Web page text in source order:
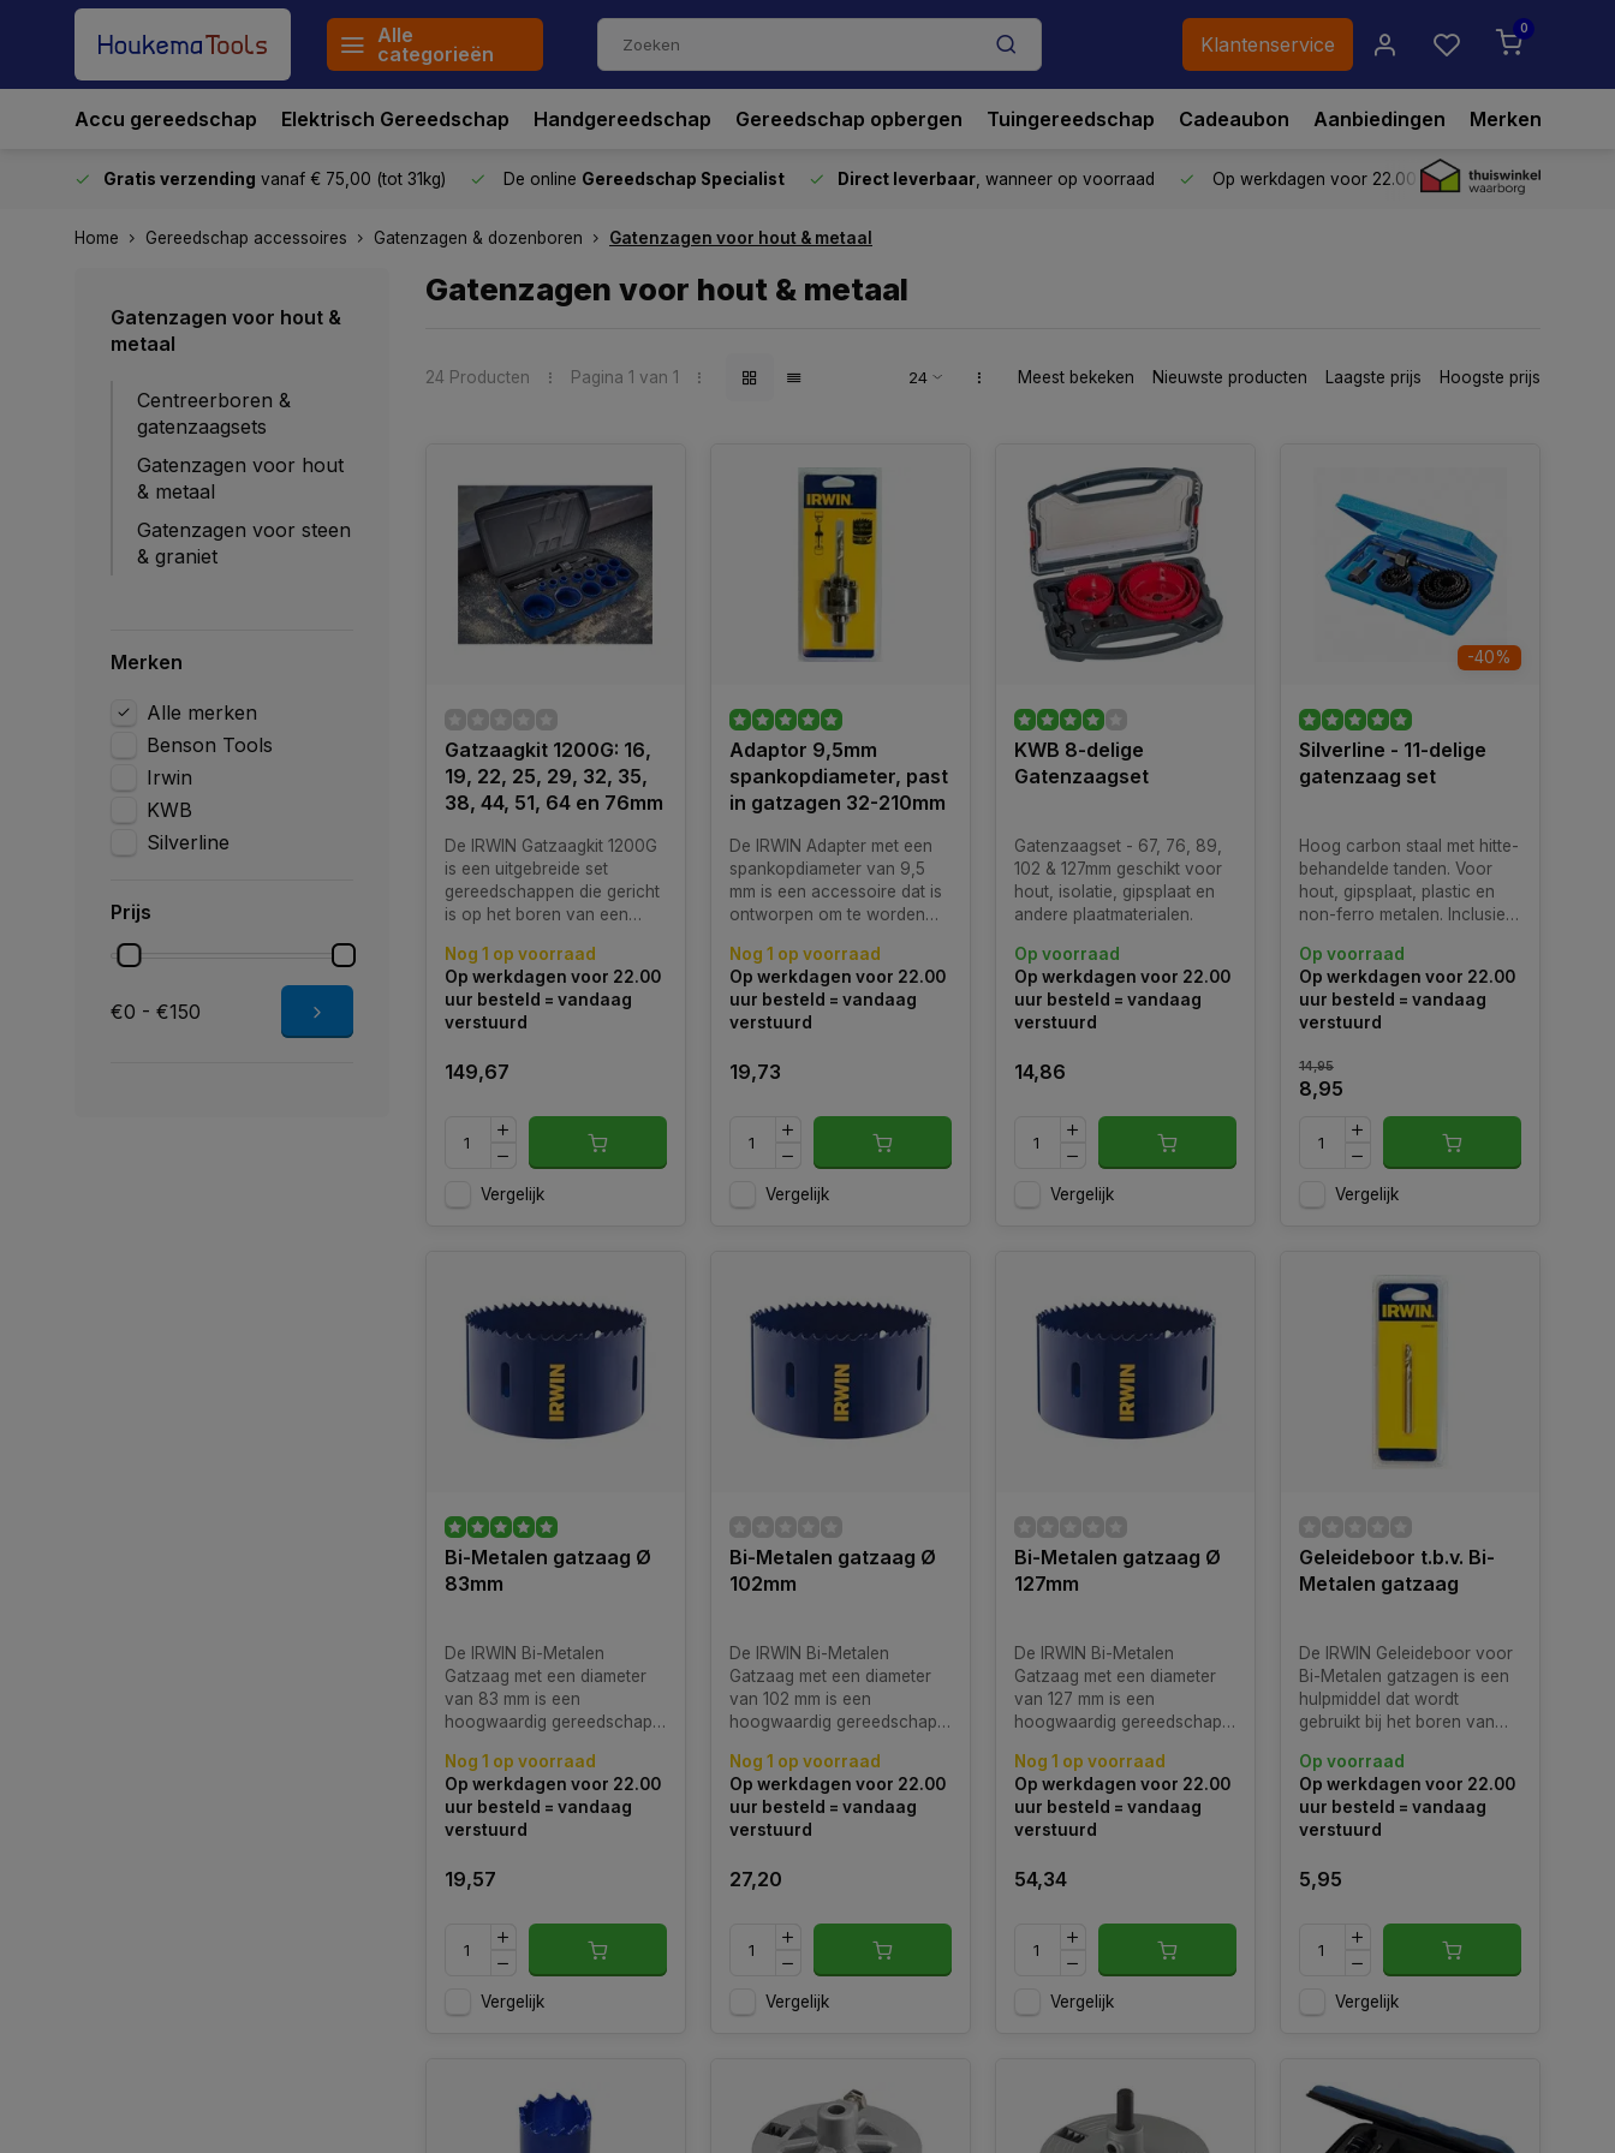
Alle
categorieën
Klantenservice
0
Accu gereedschap Elektrisch Gereedschap Handgereedschap Gereedschap opbergen Tuingereedschap Cadeaubon Aanbiedingen Merken
Gratis verzending vanaf € 75,00 (tot 31kg) De online Gereedschap Specialist Direct leverbaar , wanneer op voorraad Op werkdagen voor 22.00 uur besteld,vandaag
Home Gereedschap accessoires Gatenzagen & dozenboren Gatenzagen voor hout & metaal
Gatenzagen voor hout &
metaal
Centreerboren &
gatenzaagsets
Gatenzagen voor hout
& metaal
Gatenzagen voor steen
& graniet
Merken
Alle merken
Benson Tools
Irwin
KWB
Silverline
Prijs
€0 - €150
Gatenzagen voor hout & metaal
24 Producten Pagina 1 van 1 Meest bekeken Nieuwste producten Laagste prijs Hoogste prijs
Gatzaagkit 1200G: 16,
19, 22, 25, 29, 32, 35,
38, 44, 51, 64 en 76mm
De IRWIN Gatzaagkit 1200G
is een uitgebreide set
gereedschappen die gericht
is op het boren van een
verschillende diameters in
diverse materialen.
Nog 1 op voorraad
Op werkdagen voor 22.00
uur besteld = vandaag
verstuurd
149,67
Vergelijk
Adaptor 9,5mm
spankopdiameter, past
in gatzagen 32-210mm
De IRWIN Adapter met een
spankopdiameter van 9,5
mm is een accessoire dat is
ontworpen om te worden
gatzagen met diameters
variërend van 32 mm tot 210
mm.
Nog 1 op voorraad
Op werkdagen voor 22.00
uur besteld = vandaag
verstuurd
19,73
Vergelijk
KWB 8-delige
Gatenzaagset
Gatenzaagset - 67, 76, 89,
102 & 127mm geschikt voor
hout, isolatie, gipsplaat en
andere plaatmaterialen.
Op voorraad
Op werkdagen voor 22.00
uur besteld = vandaag
verstuurd
14,86
Vergelijk
-40%
Silverline - 11-delige
gatenzaag set
Hoog carbon staal met hitte-
behandelde tanden. Voor
hout, gipsplaat, plastic en
non-ferro metalen. Inclusief
32, 38, 44, 51 en 64 mm, 2 x
gatenzaagspandoorns en 1 x
2,5 mm zeskantsleutel.
Compatibel met spankoppen
Op voorraad
Op werkdagen voor 22.00
uur besteld = vandaag
verstuurd
14,95
8,95
Vergelijk
Bi-Metalen gatzaag Ø
83mm
De IRWIN Bi-Metalen
Gatzaag met een diameter
van 83 mm is een
hoogwaardig gereedschap
nauwkeurig en efficiënt
zagen van gaten in
verschillende materialen.
Nog 1 op voorraad
Op werkdagen voor 22.00
uur besteld = vandaag
verstuurd
19,57
Vergelijk
Bi-Metalen gatzaag Ø
102mm
De IRWIN Bi-Metalen
Gatzaag met een diameter
van 102 mm is een
hoogwaardig gereedschap
nauwkeurig en efficiënt
zagen van gaten in
verschillende materialen.
Nog 1 op voorraad
Op werkdagen voor 22.00
uur besteld = vandaag
verstuurd
27,20
Vergelijk
Bi-Metalen gatzaag Ø
127mm
De IRWIN Bi-Metalen
Gatzaag met een diameter
van 127 mm is een
hoogwaardig gereedschap
nauwkeurig en efficiënt
zagen van gaten in
verschillende materialen.
Nog 1 op voorraad
Op werkdagen voor 22.00
uur besteld = vandaag
verstuurd
54,34
Vergelijk
Geleideboor t.b.v. Bi-
Metalen gatzaag
De IRWIN Geleideboor voor
Bi-Metalen gatzagen is een
hulpmiddel dat wordt
gebruikt bij het boren van
materialen zoals metaal.
Op voorraad
Op werkdagen voor 22.00
uur besteld = vandaag
verstuurd
5,95
Vergelijk